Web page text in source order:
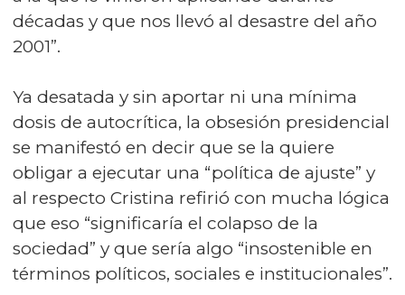
décadas y que nos llevó al desastre del año
2001”.
Ya desatada y sin aportar ni una mínima
dosis de autocrítica, la obsesión presidencial
se manifestó en decir que se la quiere
obligar a ejecutar una “política de ajuste” y
al respecto Cristina refirió con mucha lógica
que eso “significaría el colapso de la
sociedad” y que sería algo “insostenible en
términos políticos, sociales e institucionales”.